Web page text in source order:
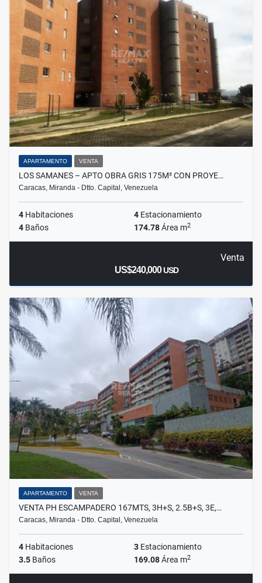
APARTAMENTO VENTA
LOS SAMANES – APTO OBRA GRIS 175M² CON PROYE…
Caracas, Miranda - Dtto. Capital, Venezuela
4 Habitaciones 4 Estacionamiento
4 Baños 174.78Área m2
Venta
US$240,000USD
APARTAMENTO VENTA
VENTA PH ESCAMPADERO 167MTS, 3H+S, 2.5B+S, 3E,…
Caracas, Miranda - Dtto. Capital, Venezuela
4 Habitaciones 3 Estacionamiento
3.5 Baños 169.08Área m2